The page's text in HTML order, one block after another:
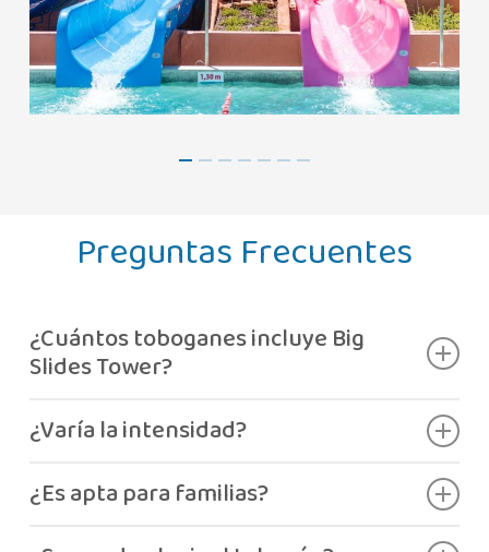
Preguntas Frecuentes
¿Cuántos toboganes incluye Big
Slides Tower?
¿Varía la intensidad?
¿Es apta para familias?